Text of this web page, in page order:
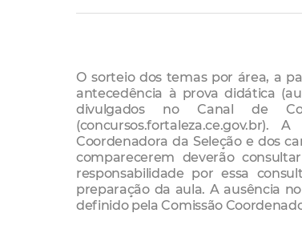
O sorteio dos temas por área, a
antecedência à prova didática
divulgados no Canal de
Coordenadora da Seleção e dos
comparecerem deverão
responsabilidade por essa
preparação da aula. A ausência
definido pela Comissão